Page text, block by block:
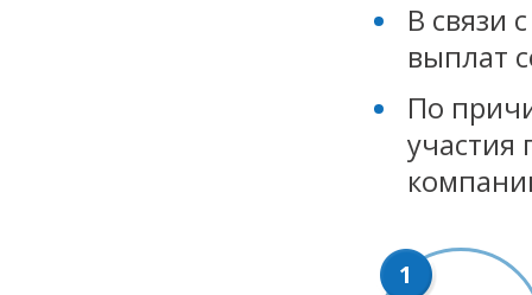
В связи
выплат
По
участия
1